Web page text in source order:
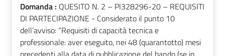
Domanda : QUESITO N. 2 – PI328296-20 – REQUISITI
DI PARTECIPAZIONE - Considerato il punto 10
dell’avviso: “Requisiti di capacità tecnica e
professionale: aver eseguito, nei 48 (quarantotto) mesi